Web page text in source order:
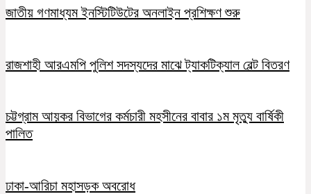
জাতীয় গণমাধ্যম ইনস্টিটিউটের অনলাইন প্রশিক্ষণ শুরু
রাজশাহী আরএমপি পুলিশ সদস্যদের মাঝে ট্যাকটিক্যাল বেল্ট বিতরণ
চট্টগ্রাম আয়কর বিভাগের কর্মচারী মহসীনের বাবার ১ম মৃত্যু বার্ষিকী
পালিত
ঢাকা-আরিচা মহাসড়ক অবরোধ